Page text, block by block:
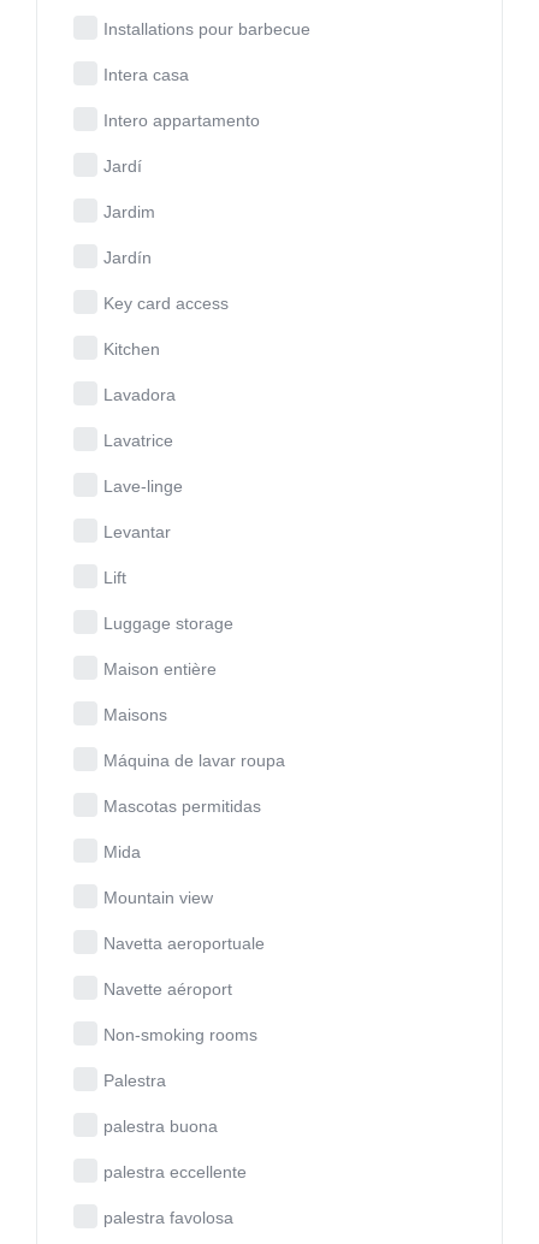
Installations pour barbecue
Intera casa
Intero appartamento
Jardí
Jardim
Jardín
Key card access
Kitchen
Lavadora
Lavatrice
Lave-linge
Levantar
Lift
Luggage storage
Maison entière
Maisons
Máquina de lavar roupa
Mascotas permitidas
Mida
Mountain view
Navetta aeroportuale
Navette aéroport
Non-smoking rooms
Palestra
palestra buona
palestra eccellente
palestra favolosa